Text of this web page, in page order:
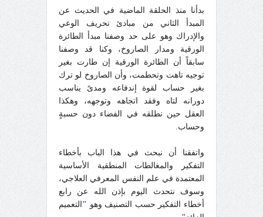
بدأنا منذ الحلقة الماضية في الحديث عن
المبدأ الثاني من مبادئ تحريف الوعي
والإدراك وهو على حد وصفنا مبدأ الطائرة
الورقية ومدار الصاروخ، وكنا قد وصفنا
سابقاً أن الطائرة الورقية إن طارت بغير
توجيه تاهت وتحطمت، وأن الصاروخ لو ترك
بغير حساب لقوة إندفاعه ومدىً يناسب
دورانه لتاه وفقد اتجاهه وتوجهه، وهكذا
العقل حين نطلقه في الفضاء دون حسبةٍ
وحساب.
واتفقنا أن نبحث في هذا الباب بأخطاء
التفكير والمغالطات المنطقية الأساسية
المعتمدة في علم النفس المعرفي العلاجي،
وسوف نتحدث اليوم بإذن الله عن رابع
أخطاء التفكير حسب التصنيف وهو " التعميم